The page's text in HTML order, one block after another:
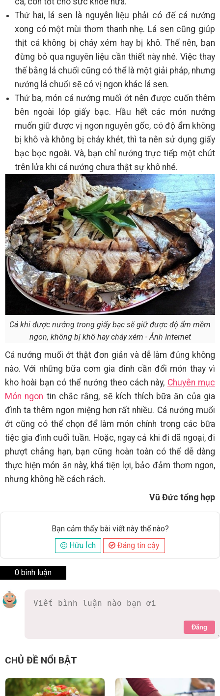
Thứ hai, lá sen là nguyên liệu phải có để cá nướng
xong có một mùi thơm thanh nhẹ. Lá sen cũng giúp
thịt cá không bị cháy xém hay bị khô. Thế nên, bạn
đừng bỏ qua nguyên liệu cần thiết này nhé. Việc thay
thế bằng lá chuối cũng có thể là một giải pháp, nhưng
nướng lá chuối sẽ có vị ngon khác lá sen.
Thứ ba, món cá nướng muối ớt nên được cuốn thêm
bên ngoài lớp giấy bạc. Hầu hết các món nướng
muốn giữ được vị ngon nguyên gốc, có độ ẩm không
bị khô và không bị cháy khét, thì ta nên sử dụng giấy
bạc bọc ngoài. Và, bạn chỉ nướng trực tiếp một chút
trên lửa khi cá nướng chưa thật sự khô nhé.
Cá khi được nướng trong giấy bạc sẽ giữ được độ ẩm mềm
ngon, không bị khô hay cháy xém - Ảnh Internet
Cá nướng muối ớt thật đơn giản và dễ làm đúng không
nào. Với những bữa cơm gia đình cần đổi món thay vì
kho hoài bạn có thể nướng theo cách này, Chuyên mục
Món ngon tin chắc rằng, sẽ kích thích bữa ăn của gia
đình ta thêm ngon miệng hơn rất nhiều. Cá nướng muối
ớt cũng có thể chọn để làm món chính trong các bữa
tiệc gia đình cuối tuần. Hoặc, ngay cả khi đi dã ngoại, đi
phượt chẳng hạn, bạn cũng hoàn toàn có thể dễ dàng
thực hiện món ăn này, khá tiện lợi, bảo đảm thơm ngon,
nhưng không hề cách rách.
Vũ Đức tổng hợp
Bạn cảm thấy bài viết này thế nào?
Hữu Ích
Đáng tin cậy
0 bình luận
Đăng
CHỦ ĐỀ NỔI BẬT